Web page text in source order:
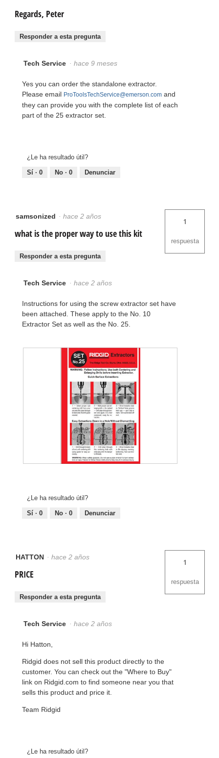
Regards, Peter
Responder a esta pregunta
Tech Service · hace 9 meses
Yes you can order the standalone extractor.
Please email ProToolsTechService@emerson.com and
they can provide you with the complete list of each
part of the 25 extractor set.
¿Le ha resultado útil?
Sí · 0 No · 0 Denunciar
samsonized · hace 2 años
what is the proper way to use this kit
1
respuesta
Responder a esta pregunta
Tech Service · hace 2 años
Instructions for using the screw extractor set have
been attached. These apply to the No. 10
Extractor Set as well as the No. 25.
d
u
s
t
o
e
c
ó
n
a
r
n
u
a
d
r
o
d
d
i
¿Le ha resultado útil?
Sí · 0 No · 0 Denunciar
HATTON · hace 2 años
PRICE
1
respuesta
Responder a esta pregunta
Tech Service · hace 2 años
Hi Hatton,
Ridgid does not sell this product directly to the
customer. You can check out the "Where to Buy"
link on Ridgid.com to find someone near you that
sells this product and price it.
Team Ridgid
¿Le ha resultado útil?